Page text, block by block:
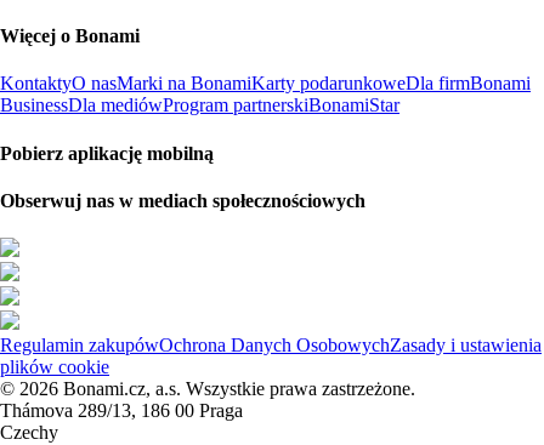
Więcej o Bonami
KontaktyO nasMarki na BonamiKarty podarunkoweDla firmBonami
BusinessDla mediówProgram partnerskiBonamiStar
Pobierz aplikację mobilną
Obserwuj nas w mediach społecznościowych
Regulamin zakupówOchrona Danych OsobowychZasady i ustawienia
plików cookie
© 2026 Bonami.cz, a.s. Wszystkie prawa zastrzeżone.
Thámova 289/13, 186 00 Praga
Czechy